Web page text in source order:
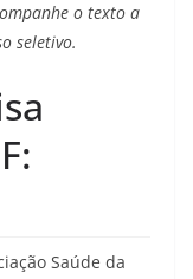
o texto a
seletivo.
Saúde da